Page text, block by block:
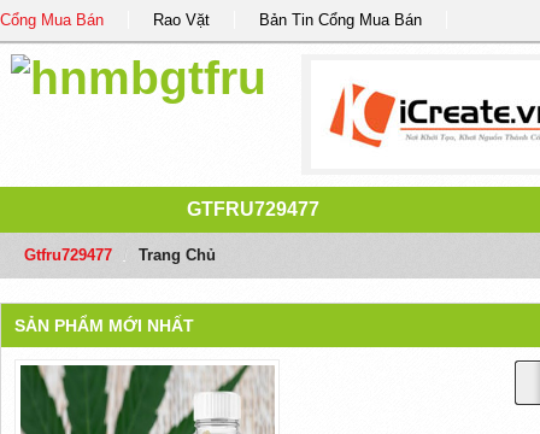
Cổng Mua Bán Rao Vặt Bản Tin Cổng Mua Bán
GTFRU729477
Gtfru729477 Trang Chủ
SẢN PHẨM MỚI NHẤT